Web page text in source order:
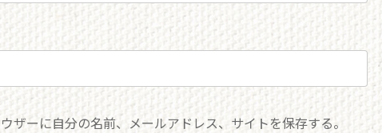
ザーに自分の名前、メールアドレス、サイトを保存する。